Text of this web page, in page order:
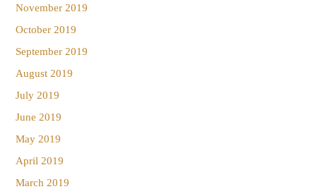
November 2019
October 2019
September 2019
August 2019
July 2019
June 2019
May 2019
April 2019
March 2019